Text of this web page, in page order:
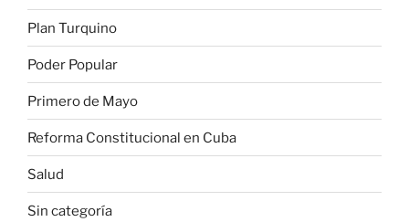
Plan Turquino
Poder Popular
Primero de Mayo
Reforma Constitucional en Cuba
Salud
Sin categoría